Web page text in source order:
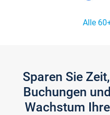
Alle
Sparen Sie
Buchungen
Wachstum